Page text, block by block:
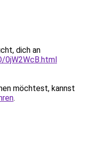
dich an
möchtest, kannst
.